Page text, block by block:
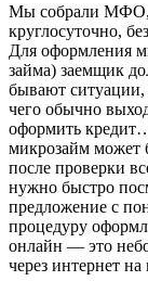
Мы собрали МФО,
круглосуточно,
Для оформления
займа) заемщик
бывают ситуации,
чего обычно
оформить
микрозайм может
после проверки
нужно быстро
предложение с
процедуру
онлайн — это
через интернет